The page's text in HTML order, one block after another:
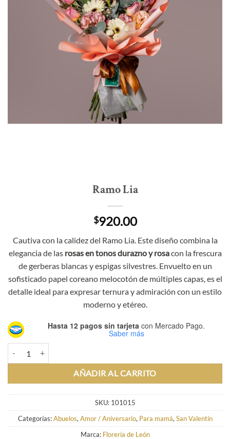
Ramo Lia
$920.00
Cautiva con la calidez del Ramo Lia. Este diseño combina la
elegancia de las rosas en tonos durazno y rosacon la frescura
de gerberas blancas y espigas silvestres. Envuelto en un
sofisticado papel coreano melocotón de múltiples capas, es el
detalle ideal para expresar ternura y admiración con un estilo
moderno y etéreo.
Hasta 12 pagos sin tarjeta con Mercado Pago.
Saber más
AÑADIR AL CARRITO
SKU: 101015
Categorías:Abuelos, Amor / Aniversario, Para mamá, San Valentín
Marca: Florería de León